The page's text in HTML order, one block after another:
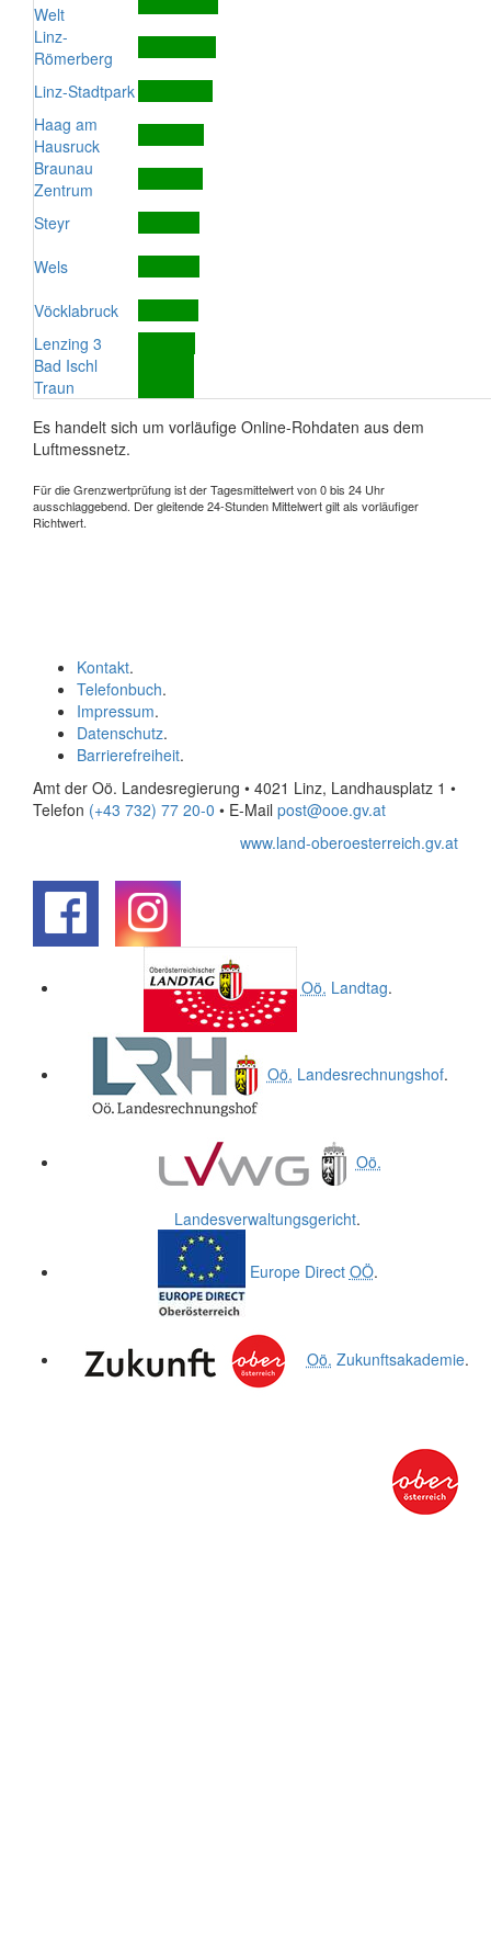
Welt
Linz-
Römerberg
Linz-Stadtpark
Haag am
Hausruck
Braunau
Zentrum
Steyr
Wels
Vöcklabruck
Lenzing 3
Bad Ischl
Traun
Es handelt sich um vorläufige Online-Rohdaten aus dem
Luftmessnetz.
Für die Grenzwertprüfung ist der Tagesmittelwert von 0 bis 24 Uhr
ausschlaggebend. Der gleitende 24-Stunden Mittelwert gilt als vorläufiger
Richtwert.
Kontakt.
Telefonbuch.
Impressum.
Datenschutz.
Barrierefreiheit.
Amt der Oö. Landesregierung • 4021 Linz, Landhausplatz 1 •
Telefon (+43 732) 77 20-0 • E-Mail post@ooe.gv.at
www.land-oberoesterreich.gv.at
Oö. Landtag.
Oö. Landesrechnungshof.
Oö.
Landesverwaltungsgericht.
Europe Direct OÖ.
Oö. Zukunftsakademie.